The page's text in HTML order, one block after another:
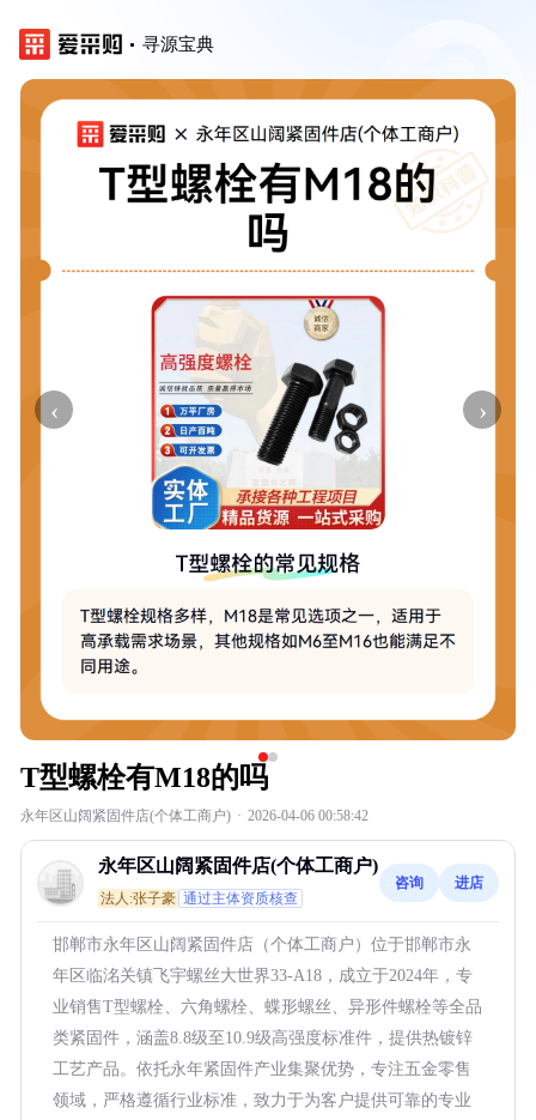
寻源宝典
‹ ›
T型螺栓有M18的吗
永年区山阔紧固件店(个体工商户) · 2026-04-06 00:58:42
永年区山阔紧固件店(个体工商户)
法人:张子豪 通过主体资质核查
咨询 进店
邯郸市永年区山阔紧固件店（个体工商户）位于邯郸市永
年区临洺关镇飞宇螺丝大世界33-A18，成立于2024年，专
业销售T型螺栓、六角螺栓、蝶形螺丝、异形件螺栓等全品
类紧固件，涵盖8.8级至10.9级高强度标准件，提供热镀锌
工艺产品。依托永年紧固件产业集聚优势，专注五金零售
领域，严格遵循行业标准，致力于为客户提供可靠的专业